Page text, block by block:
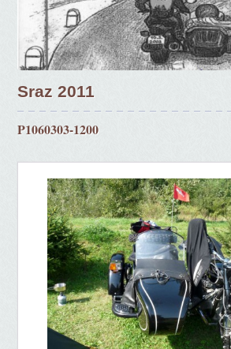
Sraz 2011
P1060303-1200